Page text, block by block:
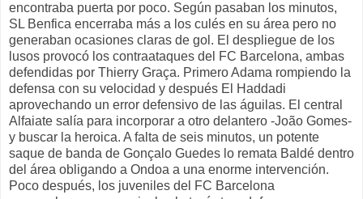
encontraba puerta por poco. Según pasaban los minutos,
SL Benfica encerraba más a los culés en su área pero no
generaban ocasiones claras de gol. El despliegue de los
lusos provocó los contraataques del FC Barcelona, ambas
defendidas por Thierry Graça. Primero Adama rompiendo la
defensa con su velocidad y después El Haddadi
aprovechando un error defensivo de las águilas. El central
Alfaiate salía para incorporar a otro delantero -João Gomes-
y buscar la heroica. A falta de seis minutos, un potente
saque de banda de Gonçalo Guedes lo remata Baldé dentro
del área obligando a Ondoa a una enorme intervención.
Poco después, los juveniles del FC Barcelona